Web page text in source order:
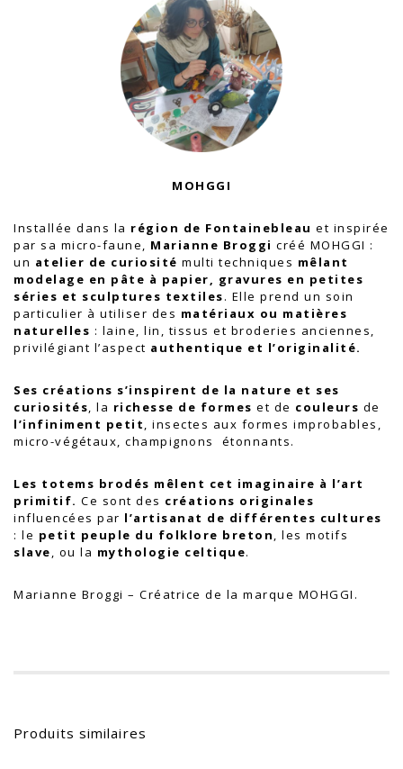
MOHGGI
Installée dans la région de Fontainebleau et inspirée
par sa micro-faune, Marianne Broggi créé MOHGGI :
un atelier de curiosité multi techniques mêlant
modelage en pâte à papier, gravures en petites
séries et sculptures textiles. Elle prend un soin
particulier à utiliser des matériaux ou matières
naturelles : laine, lin, tissus et broderies anciennes,
privilégiant l’aspect authentique et l’originalité.
Ses créations s’inspirent de la nature et ses
curiosités , la richesse de formes et de couleurs de
l’infiniment petit
, insectes aux formes improbables,
micro-végétaux, champignons étonnants.
Les totems brodés mêlent cet imaginaire à l’art
primitif. Ce sont des créations originales
influencées par l’artisanat de différentes cultures
: le petit peuple du folklore breton
, les motifs
slave , ou la mythologie celtique.
Marianne Broggi – Créatrice de la marque MOHGGI.
Produits similaires